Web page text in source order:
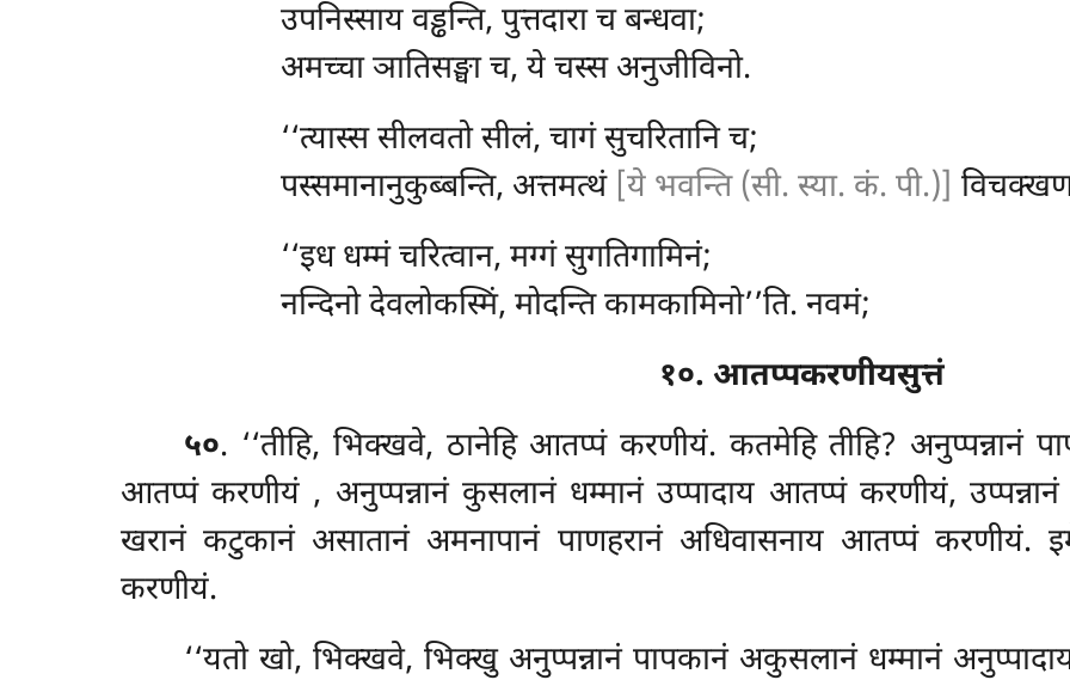
उपनिस्साय वड्ढन्ति, पुत्तदारा च बन्धवा;
अमच्चा ञातिसङ्घा च, ये चस्स अनुजीविनो.
‘‘त्यास्ससीलवतो सीलं, चागं सुचरितानि च;
पस्समानानुकुब्बन्ति, अत्तमत्थं [ये भवन्ति (सी. स्या. कं. पी.)]
‘‘इध धम्मं चरित्वान, मग्गं सुगतिगामिनं;
नन्दिनो देवलोकस्मिं, मोदन्ति कामकामिनो’’ति. नवमं;
१०. आतप्पकरणीयसुत्तं
५०. ‘‘तीहि, भिक्खवे, ठानेहि आतप्पं करणीयं. कतमेहि तीहि? अनुप्पन्नानं
आतप्पं करणीयं , अनुप्पन्नानं कुसलानं धम्मानं उप्पादाय आतप्पं करणीयं, उप्पन्नानं
खरानं कटुकानं असातानं अमनापानं पाणहरानं अधिवासनाय आतप्पं करणीयं.
करणीयं.
‘‘यतो खो, भिक्खवे, भिक्खु अनुप्पन्नानं पापकानं अकुसलानं धम्मानं